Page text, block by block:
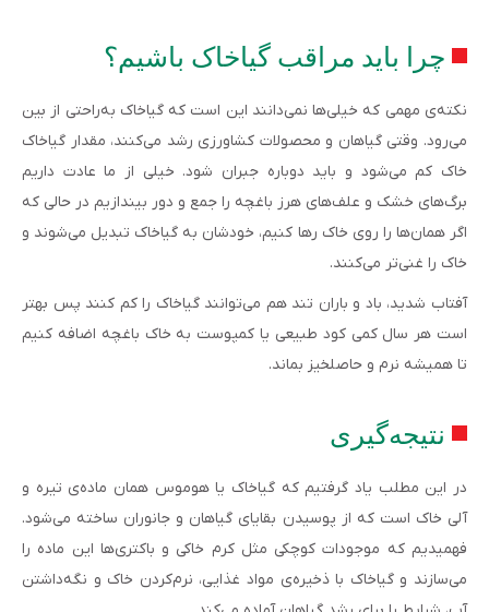
چرا باید مراقب گیاخاک باشیم؟
نکته‌ی مهمی که خیلی‌ها نمی‌دانند این است که گیاخاک به‌راحتی از بین
می‌رود. وقتی گیاهان و محصولات کشاورزی رشد می‌کنند، مقدار گیاخاک
خاک کم می‌شود و باید دوباره جبران شود. خیلی از ما عادت داریم
برگ‌های خشک و علف‌های هرز باغچه را جمع و دور بیندازیم در حالی که
اگر همان‌ها را روی خاک رها کنیم، خودشان به گیاخاک تبدیل می‌شوند و
خاک را غنی‌تر می‌کنند.
آفتاب شدید، باد و باران تند هم می‌توانند گیاخاک را کم کنند پس بهتر
است هر سال کمی کود طبیعی یا کمپوست به خاک باغچه اضافه کنیم
تا همیشه نرم و حاصلخیز بماند.
نتیجه‌گیری
در این مطلب یاد گرفتیم که گیاخاک یا هوموس همان ماده‌ی تیره و
آلی خاک است که از پوسیدن بقایای گیاهان و جانوران ساخته می‌شود.
فهمیدیم که موجودات کوچکی مثل کرم خاکی و باکتری‌ها این ماده را
می‌سازند و گیاخاک با ذخیره‌ی مواد غذایی، نرم‌کردن خاک و نگه‌داشتن